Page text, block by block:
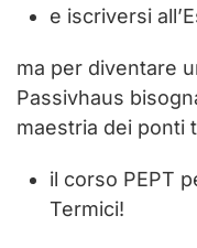
e iscriversi
ma per diventare
Passivhaus
maestria dei ponti
il corso PEPT
Termici!